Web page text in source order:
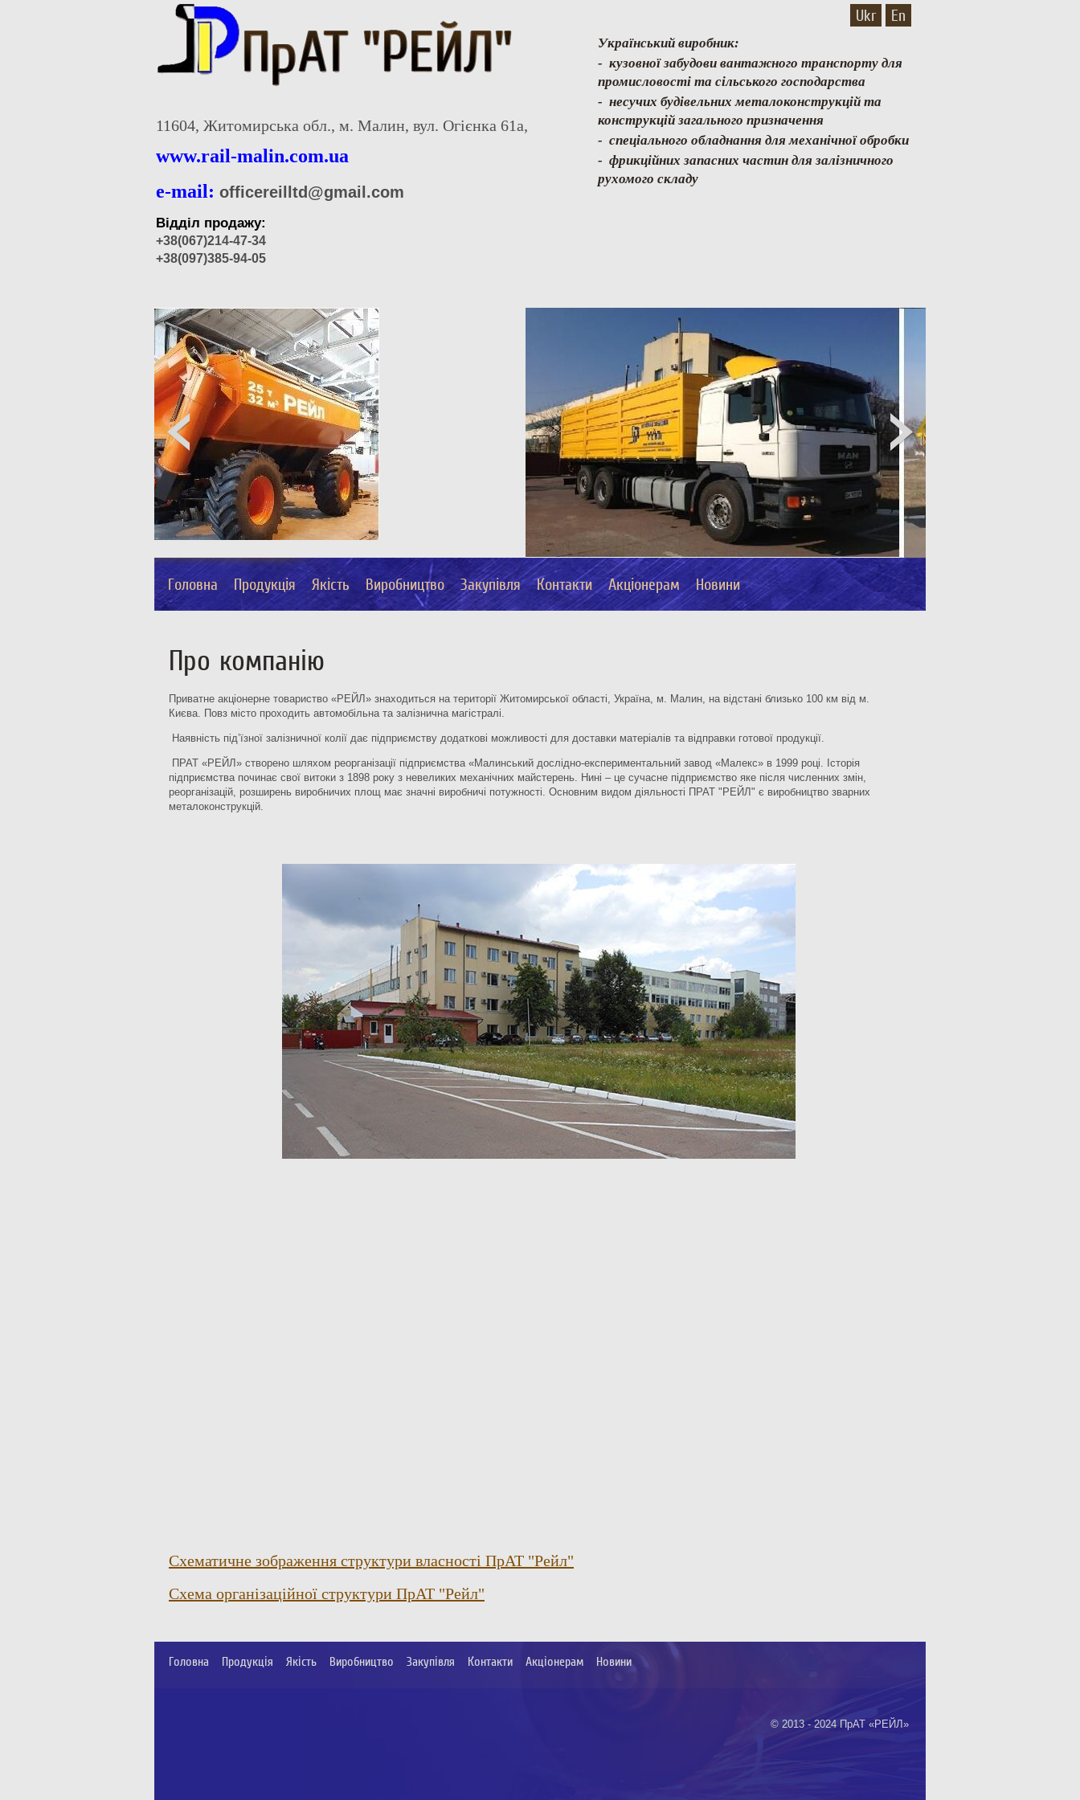
Український виробник:
- кузовної забудови вантажного транспорту для
промисловості та сільського господарства
- несучих будівельних металоконструкцій та
конструкцій загального призначення
- спеціального обладнання для механічної обробки
- фрикційних запасних частин для залізничного
рухомого складу
Ukr En
11604, Житомирська обл., м. Малин, вул. Огієнка 61а,
www.rail-malin.com.ua
e-mail: officereilltd@gmail.com
Відділ продажу:
+38(067)214-47-34
+38(097)385-94-05
Головна Продукція Якість Виробництво Закупівля Контакти Акціонерам Новини
Про компанію
Приватне акціонерне товариство «РЕЙЛ» знаходиться на території Житомирської області, Україна, м. Малин, на відстані близько 100 км від м.
Києва. Повз місто проходить автомобільна та залізнична магістралі.
Наявність під’їзної залізничної колії дає підприємству додаткові можливості для доставки матеріалів та відправки готової продукції.
ПРАТ «РЕЙЛ» створено шляхом реорганізації підприємства «Малинський дослідно-експериментальний завод «Малекс» в 1999 році. Історія
підприємства починає свої витоки з 1898 року з невеликих механічних майстерень. Нині – це сучасне підприємство яке після численних змін,
реорганізацій, розширень виробничих площ має значні виробничі потужності. Основним видом діяльності ПРАТ "РЕЙЛ" є виробництво зварних
металоконструкцій.
Схематичне зображення структури власності ПрАТ "Рейл"
Схема організаційної структури ПрАТ "Рейл"
Головна Продукція Якість Виробництво Закупівля Контакти Акціонерам Новини
© 2013 - 2024 ПрАТ «РЕЙЛ»